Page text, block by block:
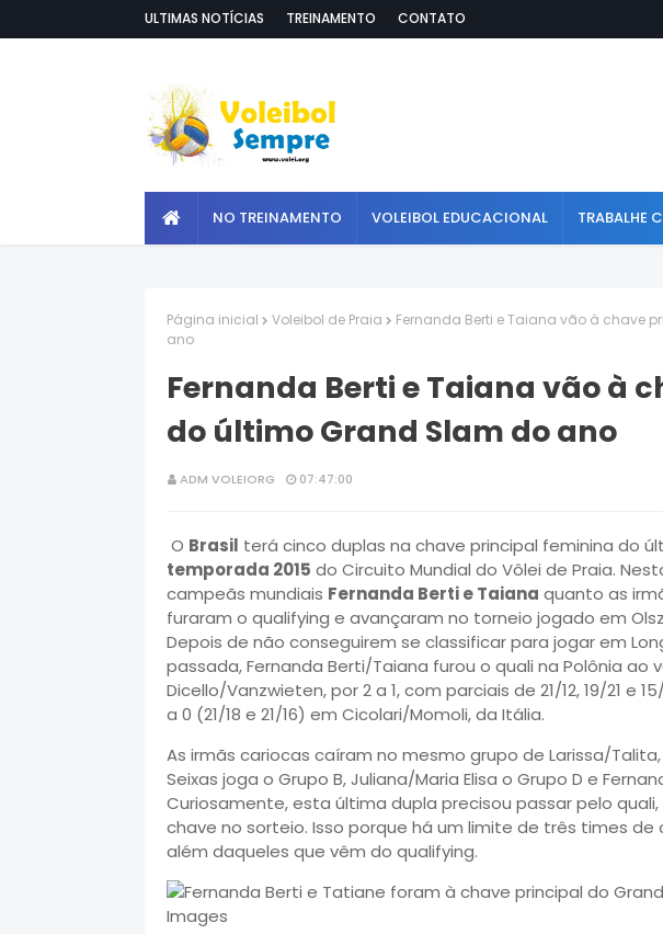
ULTIMAS NOTÍCIAS TREINAMENTO CONTATO
NO TREINAMENTO VOLEIBOL EDUCACIONAL TRABALHE
Página inicial Voleibol de Praia
Fernanda Berti e Taiana vão à chave
ano
Fernanda Berti e Taiana vão à
do último Grand Slam do ano
ADM VOLEIORG 07:47:00
O Brasil terá cinco duplas na chave principal feminina do
temporada 2015 do Circuito Mundial do Vôlei de Praia.
campeãs mundiais Fernanda Berti e Taiana quanto as
furaram o qualifying e avançaram no torneio jogado em
Depois de não conseguirem se classificar para jogar em
passada, Fernanda Berti/Taiana furou o quali na Polônia
Dicello/Vanzwieten, por 2 a 1, com parciais de 21/12, 19/21 e
a 0 (21/18 e 21/16) em Cicolari/Momoli, da Itália.
As irmãs cariocas caíram no mesmo grupo de Larissa/
Seixas joga o Grupo B, Juliana/Maria Elisa o Grupo D e
Curiosamente, esta última dupla precisou passar pelo
chave no sorteio. Isso porque há um limite de três times
além daqueles que vêm do qualifying.